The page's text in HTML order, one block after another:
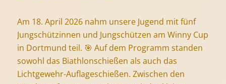
Am 18. April 2026 nahm unsere Jugend mit fünf
Jungschützinnen und Jungschützen am Winny Cup
in Dortmund teil. 🎯 Auf dem Programm standen
sowohl das Biathlonschießen als auch das
Lichtgewehr-Auflageschießen. Zwischen den